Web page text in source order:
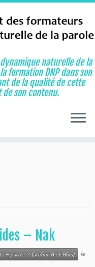
naturelle de la
formation DNP dans son
de la qualité de cette
son contenu.
– Nak
– partie 2 (atelier B et Bbis)
le